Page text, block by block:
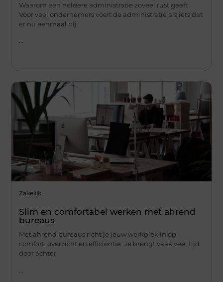
Waarom een heldere administratie zoveel rust geeft
Voor veel ondernemers voelt de administratie als iets dat
er nu eenmaal bij
...
Zakelijk
Slim en comfortabel werken met ahrend
bureaus
Met ahrend bureaus richt je jouw werkplek in op
comfort, overzicht en efficiëntie. Je brengt vaak veel tijd
door achter